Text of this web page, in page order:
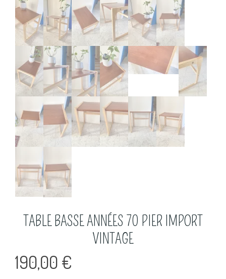
TABLE BASSE ANNÉES 70 PIER IMPORT
VINTAGE
190,00 €